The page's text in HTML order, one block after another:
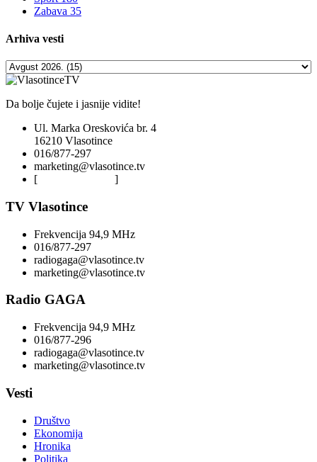
Zabava 35
Arhiva vesti
Da bolje čujete i jasnije vidite!
Ul. Marka Oreskovića br. 4
16210 Vlasotince
016/877-297
marketing@vlasotince.tv
[
]
TV Vlasotince
Frekvencija 94,9 MHz
016/877-297
radiogaga@vlasotince.tv
marketing@vlasotince.tv
Radio GAGA
Frekvencija 94,9 MHz
016/877-296
radiogaga@vlasotince.tv
marketing@vlasotince.tv
Vesti
Društvo
Ekonomija
Hronika
Politika